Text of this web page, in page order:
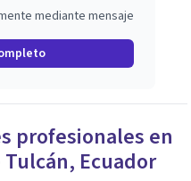
mediante mensaje
profesionales en
Tulcán, Ecuador